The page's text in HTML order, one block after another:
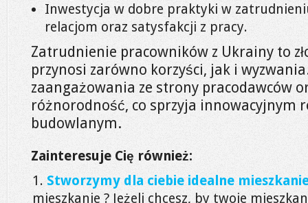
Inwestycja w dobre praktyki w
relacjom oraz satysfakcji z pracy.
Zatrudnienie pracowników z Ukrainy to
przynosi zarówno korzyści, jak i
zaangażowania ze strony pracodawców
różnorodność, co sprzyja innowacyjnym
budowlanym.
Zainteresuje Cię również:
Stworzymy dla ciebie idealne
mieszkanie ? Jeżeli chcesz, by twoje